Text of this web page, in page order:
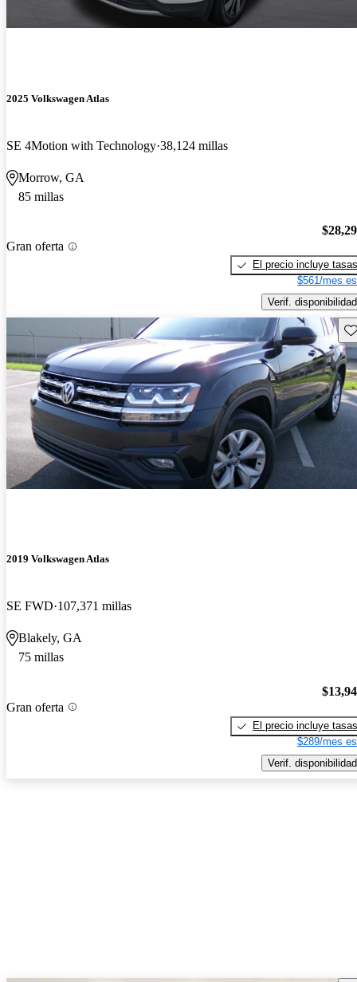
2025 Volkswagen Atlas
SE 4Motion with Technology 38,124 millas
Morrow, GA
85 millas
Gran oferta
El precio incluye tasas
$561/mes
Verif. disponibilidad
2019 Volkswagen Atlas
SE FWD 107,371 millas
Blakely, GA
75 millas
Gran oferta
El precio incluye tasas
$289/mes
Verif. disponibilidad